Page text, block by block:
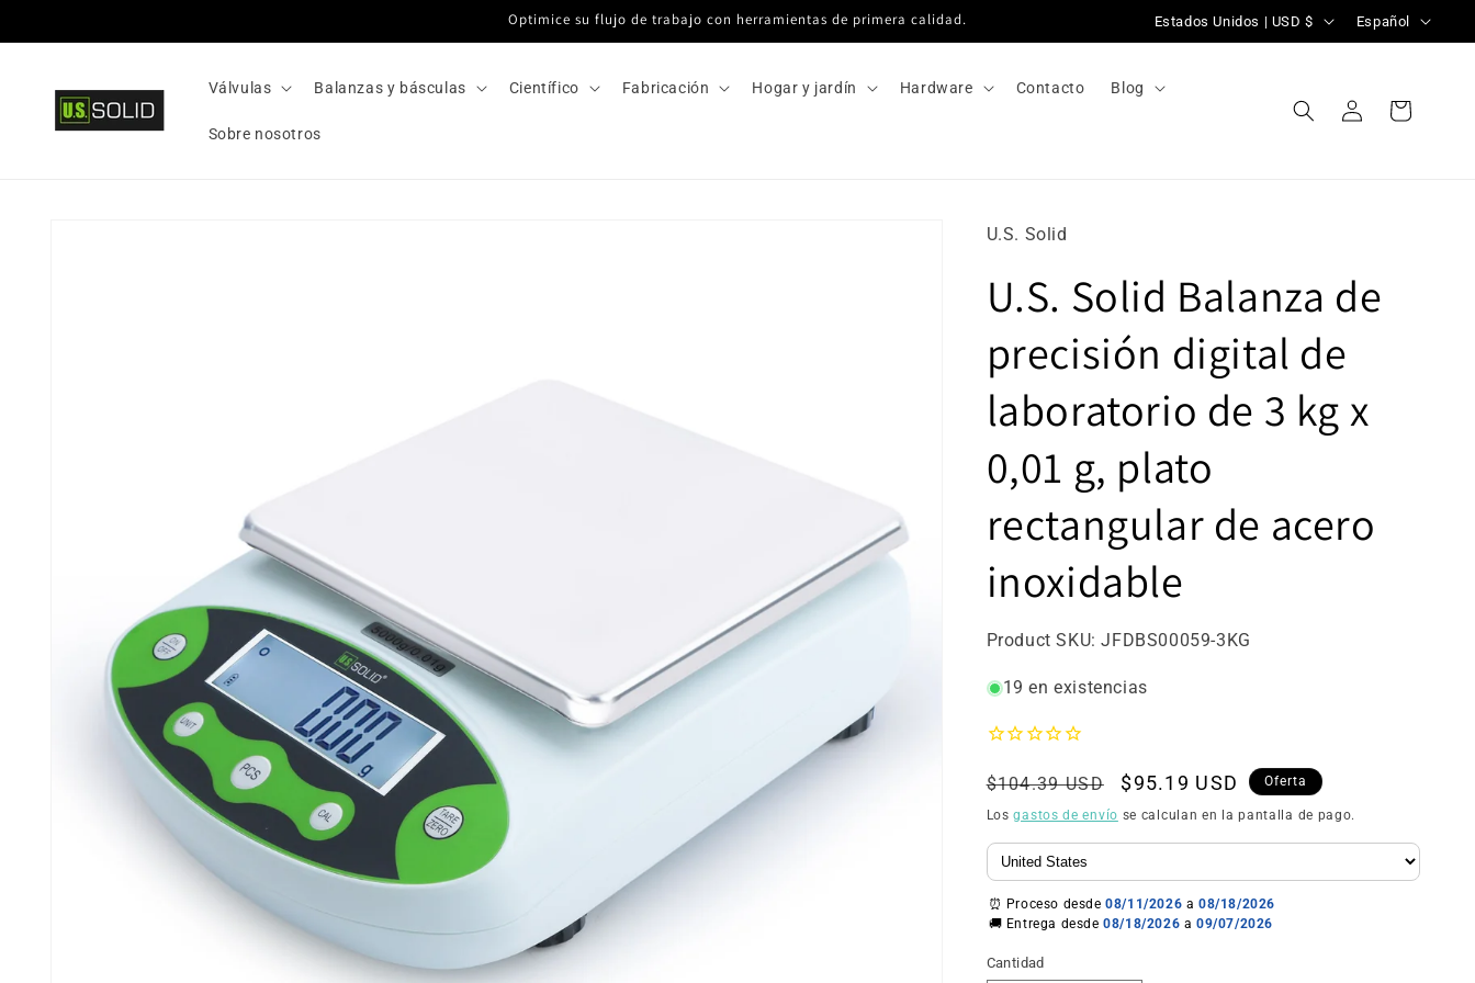
al contenido
Optimice su flujo de trabajo con herramientas de primera calidad.
a
í
i
ó
n
Estados Unidos | USD $
d
o
Español
Válvulas Balanzas y básculas Científico Fabricación Hogar y jardín Hardware Contacto Blog
Sobre nosotros
sesión
Carrito
U.S. Solid
U.S. Solid Balanza de
precisión digital de
laboratorio de 3 kg x
0,01 g, plato
rectangular de acero
inoxidable
SKU:
Product SKU:JFDBS00059-3KG
19 en existencias
Precio
habitual
$104.39 USD
Precio
de
oferta
$95.19 USD Oferta
Losgastos de envío se calculan en la pantalla de pago.
⏰ Proceso desde08/11/2026 a08/18/2026
🚚 Entrega desde08/18/2026 a09/07/2026
Cantidad